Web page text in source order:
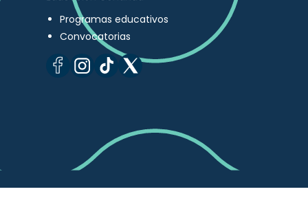
Programas educativos
Convocatorias